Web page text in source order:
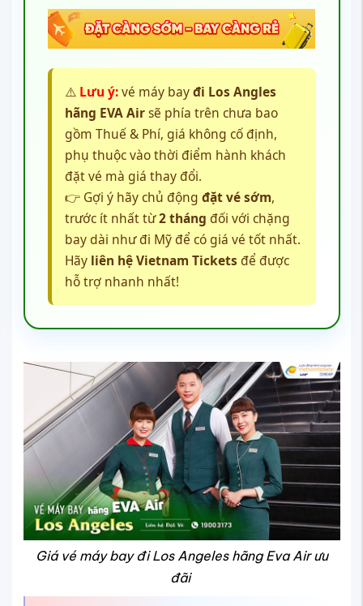
⚠️ Lưu ý: vé máy bayđi Los Angles
hãng EVA Airsẽ phía trên chưa bao
gồm Thuế & Phí, giá không cố định,
phụ thuộc vào thời điểm hành khách
đặt vé mà giá thay đổi.
👉 Gợi ý hãy chủ động đặt vé sớm,
trước ít nhất từ2 tháng đối với chặng
bay dài như đi Mỹ để có giá vé tốt nhất.
Hãy liên hệ Vietnam Tickets để được
hỗ trợ nhanh nhất!
Giá vé máy bay đi Los Angeles hãng Eva Air ưu
đãi